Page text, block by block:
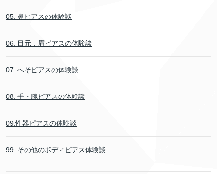
05. 鼻ピアスの体験談
06. 目元．眉ピアスの体験談
07. へそピアスの体験談
08. 手・腕ピアスの体験談
09.性器ピアスの体験談
99. その他のボディピアス体験談